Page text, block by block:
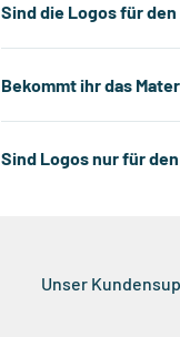
Sind die Logos für
Bekommt ihr das
Sind Logos nur für
Unser